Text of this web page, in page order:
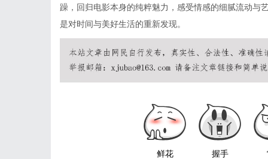
躁，回归电影本身的纯粹魅力，感受情感的细腻流动与
是对时间与美好生活的重新发现。
鲜花 握手